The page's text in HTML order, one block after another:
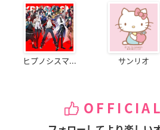
ヒプノシスマ... サンリオ